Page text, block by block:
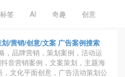
标签 AI 奇趣 创意
/营销/创意/文案 广告案例搜索
，品牌营销，策划案例，活动运
音营销案例，文案策划，主题海
文化平面创意，广告活动策划公